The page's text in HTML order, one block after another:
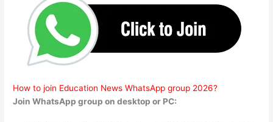
How to join Education News WhatsApp group 2026?
Join WhatsApp group on desktop or PC: